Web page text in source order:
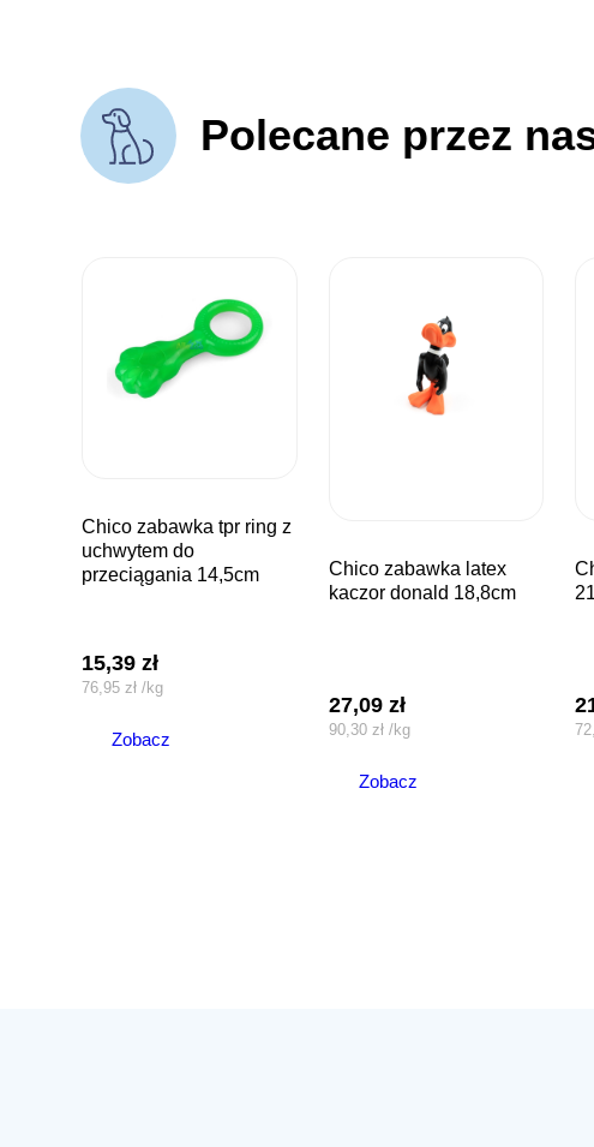
Polecane przez
chico zabawka tpr ring z
uchwytem do
przeciągania 14,5cm
15,39zł
76,95zł /kg
Zobacz
chico zabawka latex
kaczor donald 18,8cm
27,09 zł
90,30 zł /kg
Zobacz
chico zabawka latex kot